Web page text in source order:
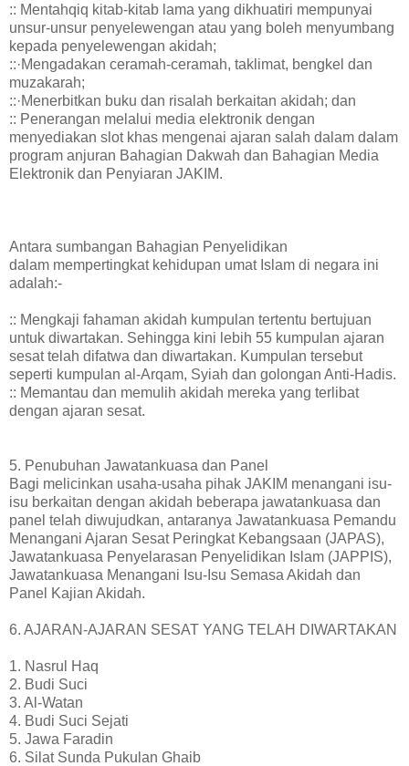
:: Mentahqiq kitab-kitab lama yang dikhuatiri mempunyai
unsur-unsur penyelewengan atau yang boleh menyumbang
kepada penyelewengan akidah;
::·Mengadakan ceramah-ceramah, taklimat, bengkel dan
muzakarah;
::·Menerbitkan buku dan risalah berkaitan akidah; dan
:: Penerangan melalui media elektronik dengan
menyediakan slot khas mengenai ajaran salah dalam dalam
program anjuran Bahagian Dakwah dan Bahagian Media
Elektronik dan Penyiaran JAKIM.
Antara sumbangan Bahagian Penyelidikan
dalam mempertingkat kehidupan umat Islam di negara ini
adalah:-
:: Mengkaji fahaman akidah kumpulan tertentu bertujuan
untuk diwartakan. Sehingga kini lebih 55 kumpulan ajaran
sesat telah difatwa dan diwartakan. Kumpulan tersebut
seperti kumpulan al-Arqam, Syiah dan golongan Anti-Hadis.
:: Memantau dan memulih akidah mereka yang terlibat
dengan ajaran sesat.
5. Penubuhan Jawatankuasa dan Panel
Bagi melicinkan usaha-usaha pihak JAKIM menangani isu-
isu berkaitan dengan akidah beberapa jawatankuasa dan
panel telah diwujudkan, antaranya Jawatankuasa Pemandu
Menangani Ajaran Sesat Peringkat Kebangsaan (JAPAS),
Jawatankuasa Penyelarasan Penyelidikan Islam (JAPPIS),
Jawatankuasa Menangani Isu-Isu Semasa Akidah dan
Panel Kajian Akidah.
6. AJARAN-AJARAN SESAT YANG TELAH DIWARTAKAN
1. Nasrul Haq
2. Budi Suci
3. Al-Watan
4. Budi Suci Sejati
5. Jawa Faradin
6. Silat Sunda Pukulan Ghaib